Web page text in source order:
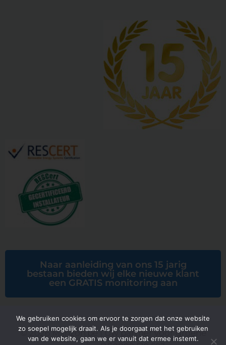
Naar aanleiding van ons 15 jarig
bestaan bieden wij elke nieuwe klant
een GRATIS monitoring aan
© 2026 Mijnzon.be | Uw partner voor groene
We gebruiken cookies om ervoor te zorgen dat onze website
zo soepel mogelijk draait. Als je doorgaat met het gebruiken
van de website, gaan we er vanuit dat ermee instemt.